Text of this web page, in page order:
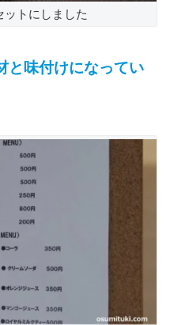
ットにしました
と味付けになってい